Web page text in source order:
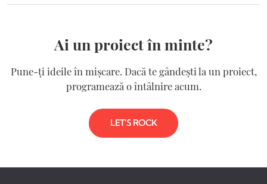
Ai un proiect în minte?
Pune-ți ideile în mișcare. Dacă te gândești la un proiect,
programează o întâlnire acum.
LET'S ROCK